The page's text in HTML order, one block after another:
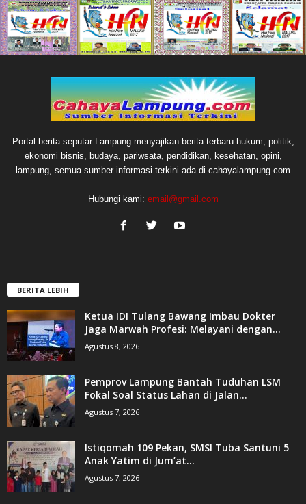
Portal berita seputar Lampung menyajikan berita terbaru hukum, politik,
ekonomi bisnis, budaya, pariwsata, pendidikan, kesehatan, opini,
lampung, semua sumber informasi terkini ada di cahayalampung.com
Hubungi kami: email@gmail.com
BERITA LEBIH
Ketua IDI Tulang Bawang Imbau Dokter
Jaga Marwah Profesi: Melayani dengan...
Agustus 8, 2026
Pemprov Lampung Bantah Tuduhan LSM
Fokal Soal Status Lahan di Jalan...
Agustus 7, 2026
Istiqomah 109 Pekan, SMSI Tuba Santuni 5
Anak Yatim di Jum’at...
Agustus 7, 2026